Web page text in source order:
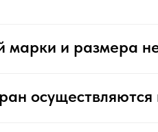
марки и размера